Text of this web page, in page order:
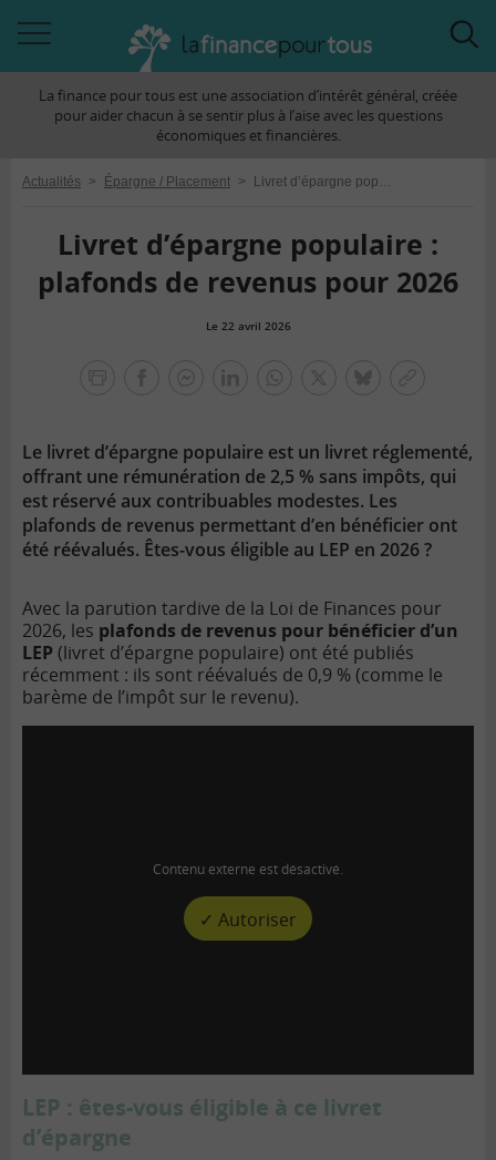
àLa finance pour tous est une association d’intérêt général, créée
pour aider chacun à se sentir plus à l’aise avec les questions
économiques et financières.
Actualités > Épargne / Placement > Livret d’épargne populaire : plafonds de revenus pour 2026
Livret d’épargne populaire :
plafonds de revenus pour 2026
Le 22 avril 2026
Le livret d’épargne populaire est un livret réglementé,
offrant une rémunération de 2,5 % sans impôts, qui
est réservé aux contribuables modestes. Les
plafonds de revenus permettant d’en bénéficier ont
été réévalués. Êtes-vous éligible au LEP en 2026 ?
Avec la parution tardive de la Loi de Finances pour
2026, les plafonds de revenus pour bénéficier d’un
LEP (livret d’épargne populaire) ont été publiés
récemment : ils sont réévalués de 0,9 % (comme le
barème de l’impôt sur le revenu).
Contenu externe est désactivé.
✓ Autoriser
LEP : êtes-vous éligible à ce livret
d’épargne